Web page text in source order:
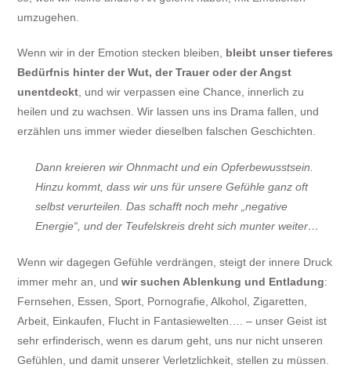
umzugehen.
Wenn wir in der Emotion stecken bleiben, bleibt unser tieferes
Bedürfnis hinter der Wut, der Trauer oder der Angst
unentdeckt , und wir verpassen eine Chance, innerlich zu
heilen und zu wachsen. Wir lassen uns ins Drama fallen, und
erzählen uns immer wieder dieselben falschen Geschichten.
Dann kreieren wir Ohnmacht und ein Opferbewusstsein.
Hinzu kommt, dass wir uns für unsere Gefühle ganz oft
selbst verurteilen. Das schafft noch mehr „negative
Energie“, und der Teufelskreis dreht sich munter weiter…
Wenn wir dagegen Gefühle verdrängen, steigt der innere Druck
immer mehr an, undwir suchen Ablenkung und Entladung:
Fernsehen, Essen, Sport, Pornografie, Alkohol, Zigaretten,
Arbeit, Einkaufen, Flucht in Fantasiewelten…. – unser Geist ist
sehr erfinderisch, wenn es darum geht, uns nur nicht unseren
Gefühlen, und damit unserer Verletzlichkeit, stellen zu müssen.